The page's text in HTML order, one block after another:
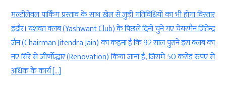
मल्टीलेवल पार्किंग प्रस्ताव के साथ खेल से जुड़ी गतिविधियों का भी होगा विस्तार
इंदौर। यशवंत क्लब (Yashwant Club) के पिछले दिनों चुने गए चेयरमैन जितेन्द्र
जैन (Chairman Jitendra Jain) का कहना है कि 92 साल पुराने इस क्लब का
नए सिरे से जीर्णोद्धार (Renovation) किया जाना है, जिसमें 50 करोड़ रुपए से
अधिक के कार्य […]